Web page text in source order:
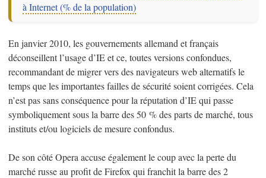
à Internet (% de la population)
En janvier 2010, les gouvernements allemand et français
déconseillent l’usage d’IE et ce, toutes versions confondues,
recommandant de migrer vers des navigateurs web alternatifs le
temps que les importantes failles de sécurité soient corrigées. Cela
n’est pas sans conséquence pour la réputation d’IE qui passe
symboliquement sous la barre des 50 % des parts de marché, tous
instituts et/ou logiciels de mesure confondus.
De son côté Opera accuse également le coup avec la perte du
marché russe au profit de Firefox qui franchit la barre des 2